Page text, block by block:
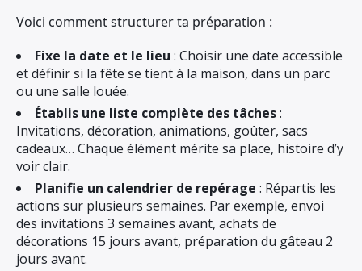
Voici comment structurer ta préparation :
Fixe la date et le lieu : Choisir une date accessible
et définir si la fête se tient à la maison, dans un parc
ou une salle louée.
Établis une liste complète des tâches:
Invitations, décoration, animations, goûter, sacs
cadeaux… Chaque élément mérite sa place, histoire d’y
voir clair.
Planifie un calendrier de repérage : Répartis les
actions sur plusieurs semaines. Par exemple, envoi
des invitations 3 semaines avant, achats de
décorations 15 jours avant, préparation du gâteau 2
jours avant.